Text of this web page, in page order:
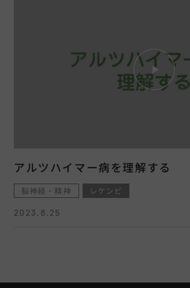
アルツハイマー病を理解する
脳神経・精神
レケンビ
2023.8.25